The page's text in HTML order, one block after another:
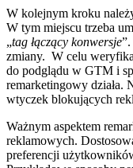
W kolejnym kroku
W tym miejscu trzeba
„tag łączący konwersje
zmiany. W celu
do podglądu w GTM i
remarketingowy działa.
wtyczek blokujących
Ważnym aspektem
reklamowych.
preferencji